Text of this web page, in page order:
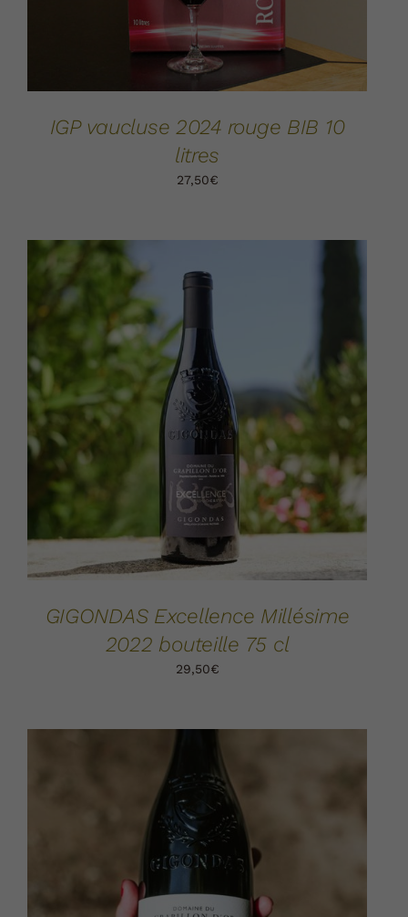
IGP vaucluse 2024 rouge BIB 10
litres
27,50€
AJOUTER AU PANIER / DÉTAILS
GIGONDAS Excellence Millésime
2022 bouteille 75 cl
29,50€
AJOUTER AU PANIER / DÉTAILS